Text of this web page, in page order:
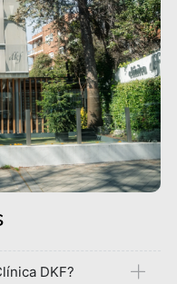
DKF?